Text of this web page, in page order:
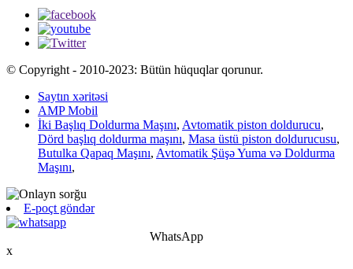
© Copyright - 2010-2023: Bütün hüquqlar qorunur.
Saytın xəritəsi
AMP Mobil
İki Başlıq Doldurma Maşını, Avtomatik piston doldurucu,
Dörd başlıq doldurma maşını, Masa üstü piston doldurucusu,
Butulka Qapaq Maşını, Avtomatik Şüşə Yuma və Doldurma
Maşını,
E-poçt göndər
WhatsApp
x